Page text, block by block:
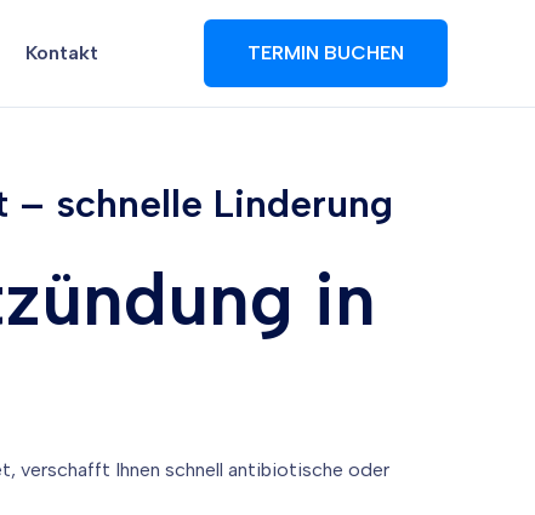
Kontakt TERMIN BUCHEN
– schnelle Linderung
in
verschafft Ihnen schnell antibiotische oder